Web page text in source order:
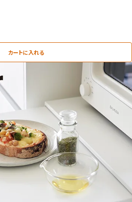
カートに入れる